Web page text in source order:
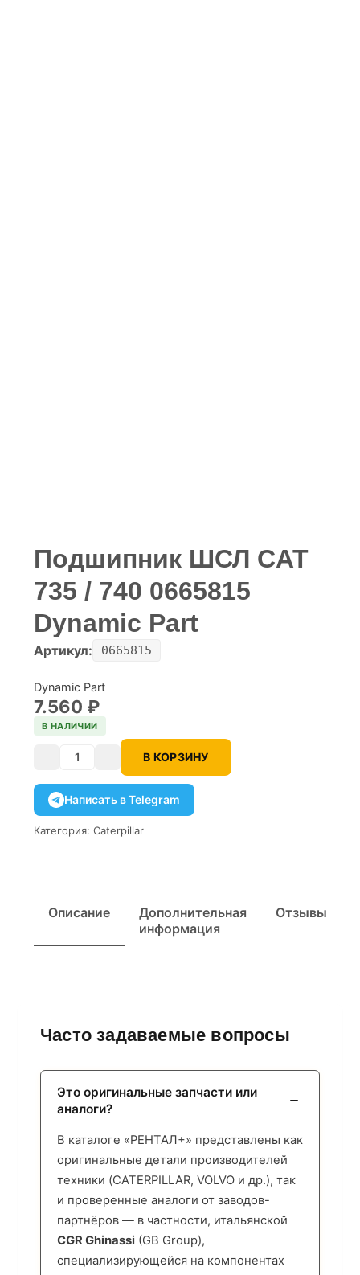
Подшипник ШСЛ CAT
735 / 740 0665815
Dynamic Part
Артикул: 0665815
Dynamic Part
7.560 ₽
В НАЛИЧИИ
Количество В КОРЗИНУ
Написать в Telegram
Категория: Caterpillar
Описание
Дополнительная
информация
Отзывы
Часто задаваемые вопросы
Это оригинальные запчасти или
аналоги?
В каталоге «РЕНТАЛ+» представлены как
оригинальные детали производителей
техники (CATERPILLAR, VOLVO и др.), так
и проверенные аналоги от заводов-
партнёров — в частности, итальянской
CGR Ghinassi (GB Group),
специализирующейся на компонентах